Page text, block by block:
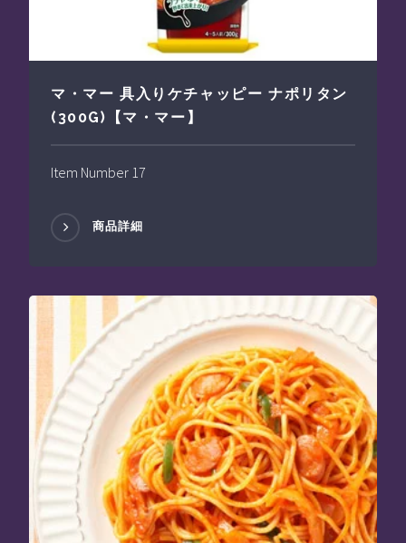
マ・マー 具入りケチャッピー ナポリタン
(300G)【マ・マー】
Item Number 17
商品詳細